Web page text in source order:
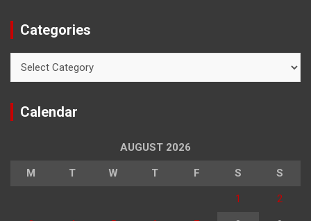
Categories
Calendar
AUGUST 2026
M T W T F S S
1 2